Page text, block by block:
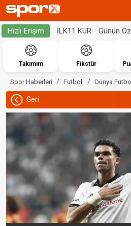
Hızlı Erişim İLK11 KUR Günün
Takımım Fikstür
Spor Haberleri Futbol Dünya
Geri